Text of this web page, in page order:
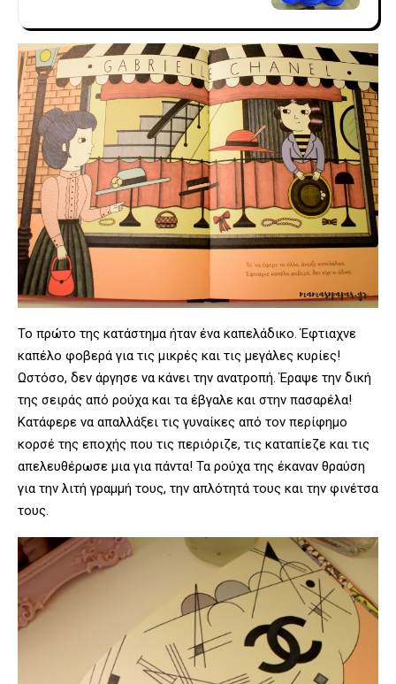
Το πρώτο της κατάστημα ήταν ένα καπελάδικο. Έφτιαχνε
καπέλο φοβερά για τις μικρές και τις μεγάλες κυρίες!
Ωστόσο, δεν άργησε να κάνει την ανατροπή. Έραψε την δική
της σειράς από ρούχα και τα έβγαλε και στην πασαρέλα!
Κατάφερε να απαλλάξει τις γυναίκες από τον περίφημο
κορσέ της εποχής που τις περιόριζε, τις καταπίεζε και τις
απελευθέρωσε μια για πάντα! Τα ρούχα της έκαναν θραύση
για την λιτή γραμμή τους, την απλότητά τους και την φινέτσα
τους.